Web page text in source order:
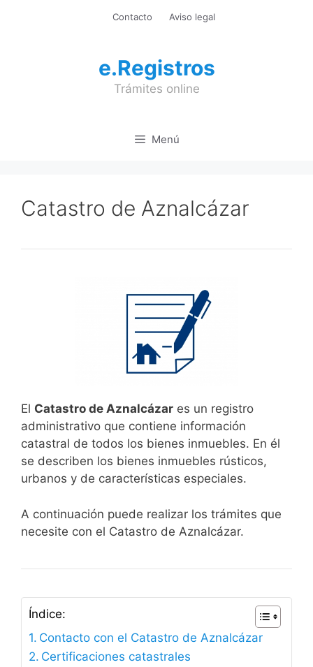
Contacto Aviso legal
e.Registros
Trámites online
Menú
Catastro de Aznalcázar
El Catastro de Aznalcázar es un registro
administrativo que contiene información
catastral de todos los bienes inmuebles. En él
se describen los bienes inmuebles rústicos,
urbanos y de características especiales.
A continuación puede realizar los trámites que
necesite con el Catastro de Aznalcázar.
Índice:
Contacto con el Catastro de Aznalcázar
Certificaciones catastrales